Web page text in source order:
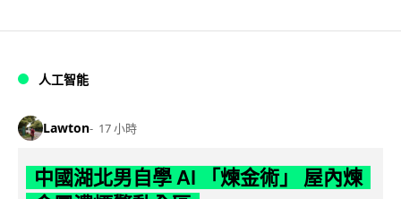
人工智能
Lawton 17 小時
中國湖北男自學 AI 「煉金術」 屋內煉